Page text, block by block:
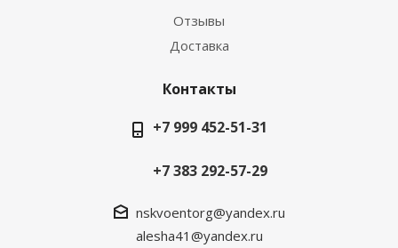
Отзывы
Доставка
Контакты
+7 999 452-51-31
+7 383 292-57-29
nskvoentorg@yandex.ru
alesha41@yandex.ru